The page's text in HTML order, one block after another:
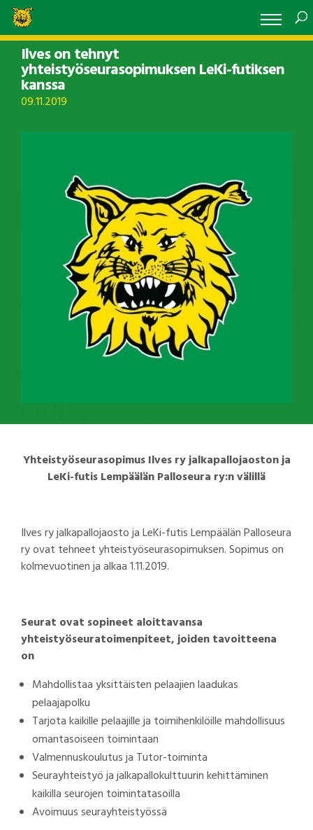
Ilves on tehnyt
yhteistyöseurasopimuksen LeKi-futiksen
kanssa
09.11.2019
Yhteistyöseurasopimus Ilves ry jalkapallojaoston ja
LeKi-futis Lempäälän Palloseura ry:n välillä
Ilves ry jalkapallojaosto ja LeKi-futis Lempäälän Palloseura
ry ovat tehneet yhteistyöseurasopimuksen. Sopimus on
kolmevuotinen ja alkaa 1.11.2019.
Seurat ovat sopineet aloittavansa
yhteistyöseuratoimenpiteet, joiden tavoitteena
on
Mahdollistaa yksittäisten pelaajien laadukas
pelaajapolku
Tarjota kaikille pelaajille ja toimihenkilöille mahdollisuus
omantasoiseen toimintaan
Valmennuskoulutus ja Tutor-toiminta
Seurayhteistyö ja jalkapallokulttuurin kehittäminen
kaikilla seurojen toimintatasoilla
Avoimuus seurayhteistyössä